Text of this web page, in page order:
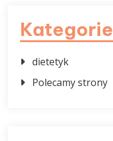
Kategorie
dietetyk
Polecamy strony